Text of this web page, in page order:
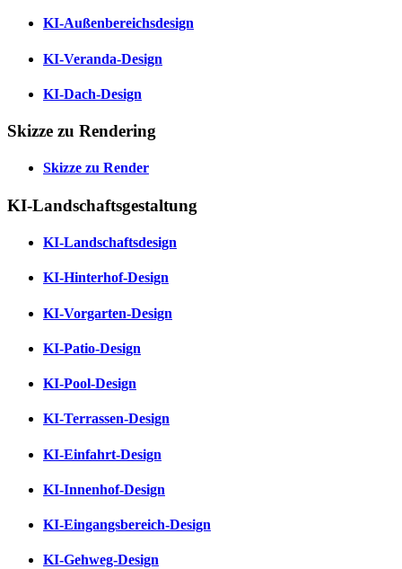
KI-Außenbereichsdesign
KI-Veranda-Design
KI-Dach-Design
Skizze zu Rendering
Skizze zu Render
KI-Landschaftsgestaltung
KI-Landschaftsdesign
KI-Hinterhof-Design
KI-Vorgarten-Design
KI-Patio-Design
KI-Pool-Design
KI-Terrassen-Design
KI-Einfahrt-Design
KI-Innenhof-Design
KI-Eingangsbereich-Design
KI-Gehweg-Design